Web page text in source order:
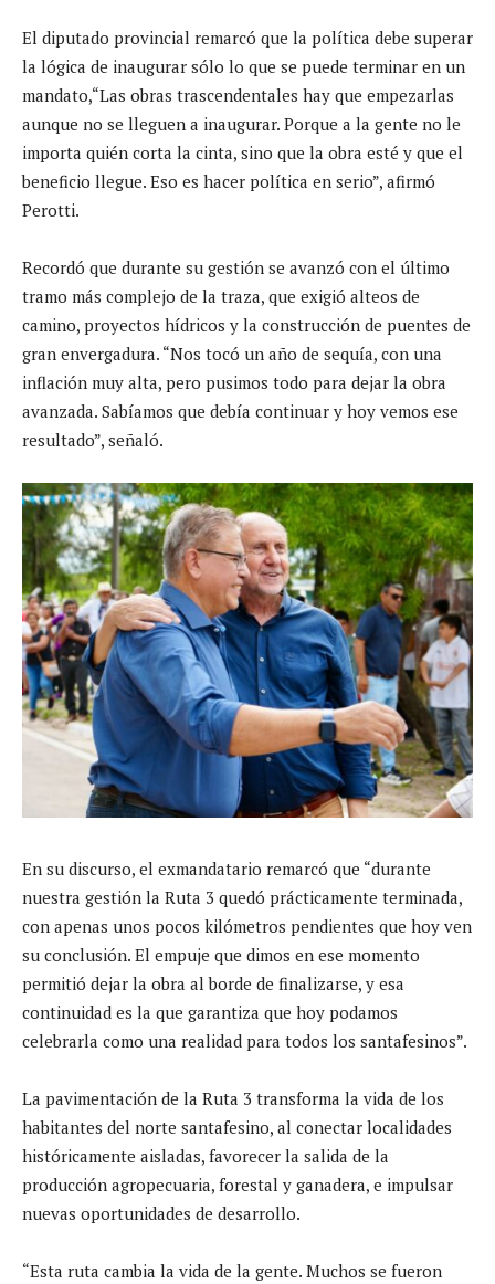
El diputado provincial remarcó que la política debe superar
la lógica de inaugurar sólo lo que se puede terminar en un
mandato,“Las obras trascendentales hay que empezarlas
aunque no se lleguen a inaugurar. Porque a la gente no le
importa quién corta la cinta, sino que la obra esté y que el
beneficio llegue. Eso es hacer política en serio”, afirmó
Perotti.
Recordó que durante su gestión se avanzó con el último
tramo más complejo de la traza, que exigió alteos de
camino, proyectos hídricos y la construcción de puentes de
gran envergadura. “Nos tocó un año de sequía, con una
inflación muy alta, pero pusimos todo para dejar la obra
avanzada. Sabíamos que debía continuar y hoy vemos ese
resultado”, señaló.
En su discurso, el exmandatario remarcó que “durante
nuestra gestión la Ruta 3 quedó prácticamente terminada,
con apenas unos pocos kilómetros pendientes que hoy ven
su conclusión. El empuje que dimos en ese momento
permitió dejar la obra al borde de finalizarse, y esa
continuidad es la que garantiza que hoy podamos
celebrarla como una realidad para todos los santafesinos”.
La pavimentación de la Ruta 3 transforma la vida de los
habitantes del norte santafesino, al conectar localidades
históricamente aisladas, favorecer la salida de la
producción agropecuaria, forestal y ganadera, e impulsar
nuevas oportunidades de desarrollo.
“Esta ruta cambia la vida de la gente. Muchos se fueron